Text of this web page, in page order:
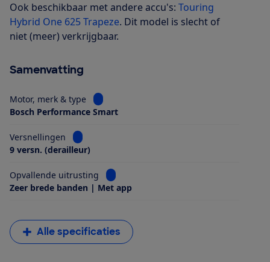
Ook beschikbaar met andere accu's: Touring
Hybrid One 625 Trapeze. Dit model is slecht of
niet (meer) verkrijgbaar.
Samenvatting
Motor, merk & type
Bekijk informatie voor Motor, merk & type
Bosch Performance Smart
Versnellingen
Bekijk informatie voor Versnellingen
9 versn. (derailleur)
Opvallende uitrusting
Bekijk informatie voor Opvallende
Zeer brede banden | Met app
Alle specificaties